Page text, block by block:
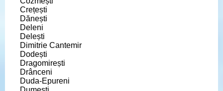
Crețești
Dănești
Deleni
Delești
Dimitrie Cantemir
Dodești
Dragomirești
Drânceni
Duda-Epureni